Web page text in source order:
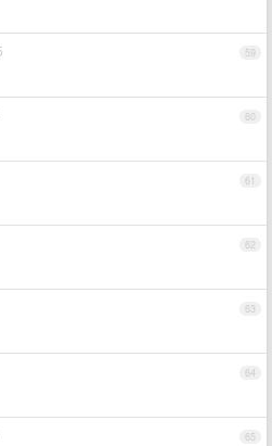
59
60
61
62
63
64
65